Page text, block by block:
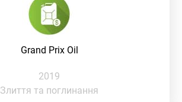
Grand Prix Oil
2019
Злиття та поглинання